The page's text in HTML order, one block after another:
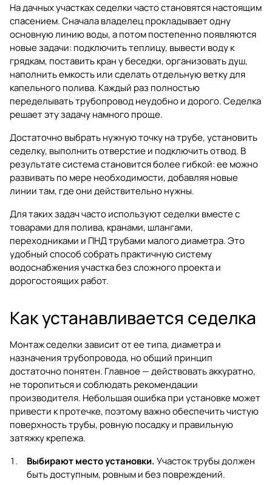
На дачных участках седелки часто становятся настоящим
спасением. Сначала владелец прокладывает одну
основную линию воды, а потом постепенно появляются
новые задачи: подключить теплицу, вывести воду к
грядкам, поставить кран у беседки, организовать душ,
наполнить емкость или сделать отдельную ветку для
капельного полива. Каждый раз полностью
переделывать трубопровод неудобно и дорого. Седелка
решает эту задачу намного проще.
Достаточно выбрать нужную точку на трубе, установить
седелку, выполнить отверстие и подключить отвод. В
результате система становится более гибкой: ее можно
развивать по мере необходимости, добавляя новые
линии там, где они действительно нужны.
Для таких задач часто используют седелки вместе с
товарами для полива, кранами, шлангами,
переходниками и ПНД трубами малого диаметра. Это
удобный способ собрать практичную систему
водоснабжения участка без сложного проекта и
дорогостоящих работ.
Как устанавливается седелка
Монтаж седелки зависит от ее типа, диаметра и
назначения трубопровода, но общий принцип
достаточно понятен. Главное — действовать аккуратно,
не торопиться и соблюдать рекомендации
производителя. Небольшая ошибка при установке может
привести к протечке, поэтому важно обеспечить чистую
поверхность трубы, ровную посадку и правильную
затяжку крепежа.
Выбирают место установки.Участок трубы должен
быть доступным, ровным и без повреждений.